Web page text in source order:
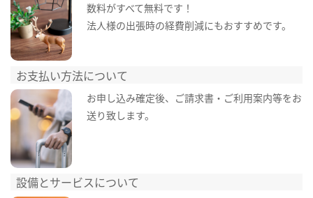
数料がすべて無料です！
法人様の出張時の経費削減にもおすすめです。
お支払い方法について
お申し込み確定後、ご請求書・ご利用案内等をお
送り致します。
設備とサービスについて